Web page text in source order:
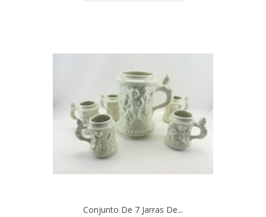
Conjunto De 7 Jarras De...